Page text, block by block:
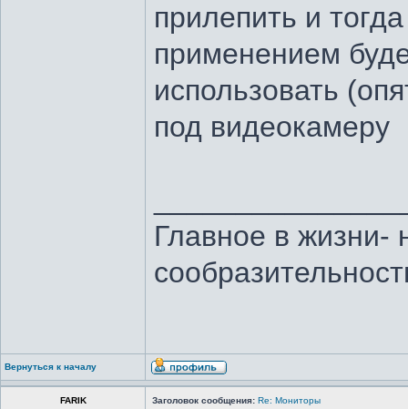
прилепить и
применением
использовать
под видеокамеру
Главное в жизни-
Вернуться к началу
FARIK Заголовок сообщения: Re: Мониторы